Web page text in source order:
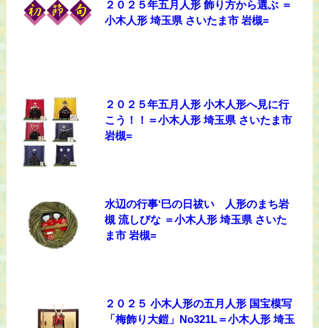
２０２５年五月人形 飾り方から選ぶ ＝
小木人形 埼玉県 さいたま市 岩槻=
２０２５年五月人形 小木人形へ見に行
こう！！＝小木人形 埼玉県 さいたま市
岩槻=
水辺の行事‘巳の日祓い 人形のまち岩
槻 流しびな ＝小木人形 埼玉県 さいた
ま市 岩槻=
２０２５ 小木人形の五月人形 国宝模写
「梅飾り大鎧」No321L＝小木人形 埼玉